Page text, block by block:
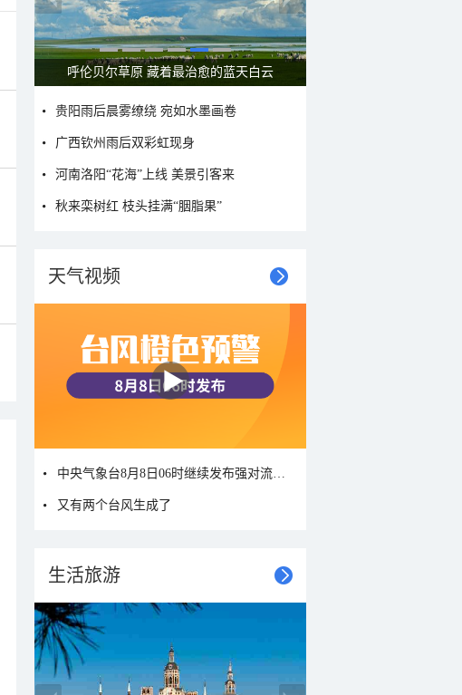
呼伦贝尔草原 藏着最治愈的蓝天白云
贵阳雨后晨雾缭绕 宛如水墨画卷
广西钦州雨后双彩虹现身
河南洛阳“花海”上线 美景引客来
秋来栾树红 枝头挂满“胭脂果”
天气视频
又有两个台风生成了
生活旅游